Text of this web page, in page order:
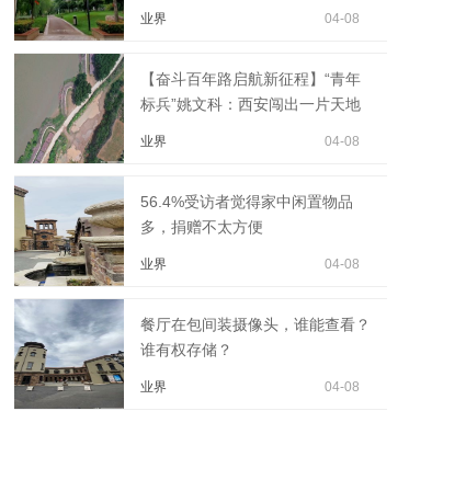
业界 04-08
【奋斗百年路启航新征程】“青年
标兵”姚文科：西安闯出一片天地
业界 04-08
56.4%受访者觉得家中闲置物品
多，捐赠不太方便
业界 04-08
餐厅在包间装摄像头，谁能查看？
谁有权存储？
业界 04-08